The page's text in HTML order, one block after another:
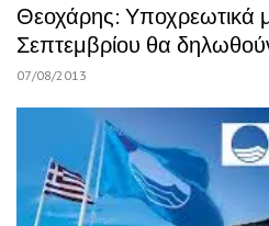
Θεοχάρης: Υποχρεωτικά
Σεπτεμβρίου θα
07/08/2013